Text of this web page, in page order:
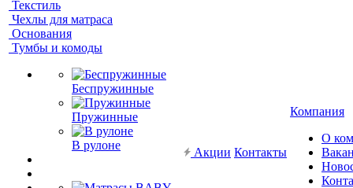
Текстиль
Чехлы для матраса
Основания
Тумбы и комоды
Беспружинные
Пружинные
В рулоне
Акции Контакты
Компания
О